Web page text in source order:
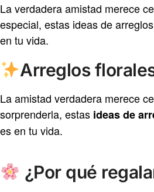
La verdadera amistad merece
especial, estas ideas de
en tu vida.
Arreglos
La amistad verdadera merece
sorprenderla, estas ideas de
es en tu vida.
¿Por qué